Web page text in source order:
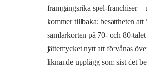
framgångsrika spel-franchiser
kommer tillbaka; besattheten
samlarkorten på 70- och 80-
jättemycket nytt att förvånas
liknande upplägg som sist det